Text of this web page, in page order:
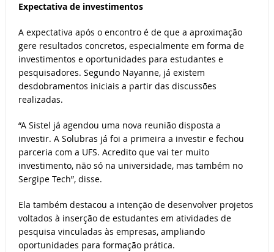
Expectativa de investimentos
A expectativa após o encontro é de que a aproximação
gere resultados concretos, especialmente em forma de
investimentos e oportunidades para estudantes e
pesquisadores. Segundo Nayanne, já existem
desdobramentos iniciais a partir das discussões
realizadas.
“A Sistel já agendou uma nova reunião disposta a
investir. A Solubras já foi a primeira a investir e fechou
parceria com a UFS. Acredito que vai ter muito
investimento, não só na universidade, mas também no
Sergipe Tech”, disse.
Ela também destacou a intenção de desenvolver projetos
voltados à inserção de estudantes em atividades de
pesquisa vinculadas às empresas, ampliando
oportunidades para formação prática.